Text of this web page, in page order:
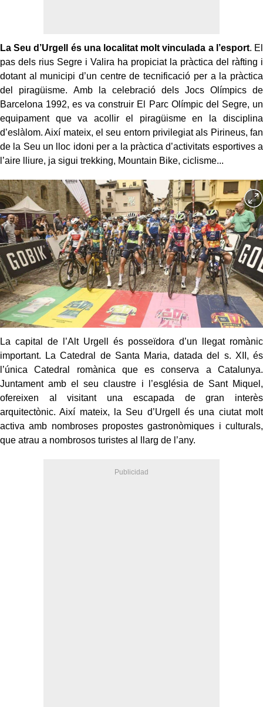
La Seu d’Urgell és una localitat molt vinculada a l’esport. El
pas dels rius Segre i Valira ha propiciat la pràctica del ràfting i
dotant al municipi d’un centre de tecnificació per a la pràctica
del piragüisme. Amb la celebració dels Jocs Olímpics de
Barcelona 1992, es va construir El Parc Olímpic del Segre, un
equipament que va acollir el piragüisme en la disciplina
d’eslàlom. Així mateix, el seu entorn privilegiat als Pirineus, fan
de la Seu un lloc idoni per a la pràctica d’activitats esportives a
l’aire lliure, ja sigui trekking, Mountain Bike, ciclisme...
La capital de l’Alt Urgell és posseïdora d’un llegat romànic
important. La Catedral de Santa Maria, datada del s. XII, és
l’única Catedral romànica que es conserva a Catalunya.
Juntament amb el seu claustre i l’església de Sant Miquel,
ofereixen al visitant una escapada de gran interès
arquitectònic. Així mateix, la Seu d’Urgell és una ciutat molt
activa amb nombroses propostes gastronòmiques i culturals,
que atrau a nombrosos turistes al llarg de l’any.